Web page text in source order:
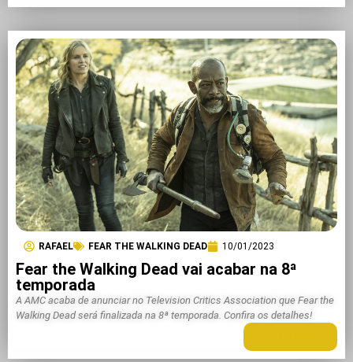
RAFAEL FEAR THE WALKING DEAD 10/01/2023
Fear the Walking Dead vai acabar na 8ª
temporada
A AMC acaba de anunciar no Television Critics Association que Fear the
Walking Dead será finalizada na 8ª temporada. Confira os detalhes!